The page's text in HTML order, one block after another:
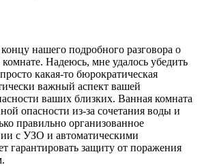
нашего подробного разговора о
Надеюсь, мне удалось убедить
какая-то бюрократическая
важный аспект вашей
ваших близких. Ванная комната
опасности из-за сочетания воды и
правильно организованное
с УЗО и автоматическими
гарантировать защиту от поражения